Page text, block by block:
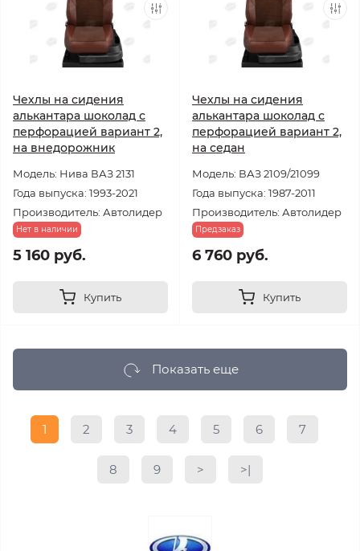
Чехлы на сидения
алькантара шоколад с
перфорацией вариант 2,
на внедорожник
Модель: Нива ВАЗ 2131
Года выпуска: 1993-2021
Производитель: Автолидер
Нет в наличии
5 160 руб.
Купить
Чехлы на сидения
алькантара шоколад с
перфорацией вариант 2,
на седан
Модель: ВАЗ 2109/21099
Года выпуска: 1987-2011
Производитель: Автолидер
Предзаказ
6 760 руб.
Купить
Показать еще
1 2 3 4 5 6 7
8 9 > >|